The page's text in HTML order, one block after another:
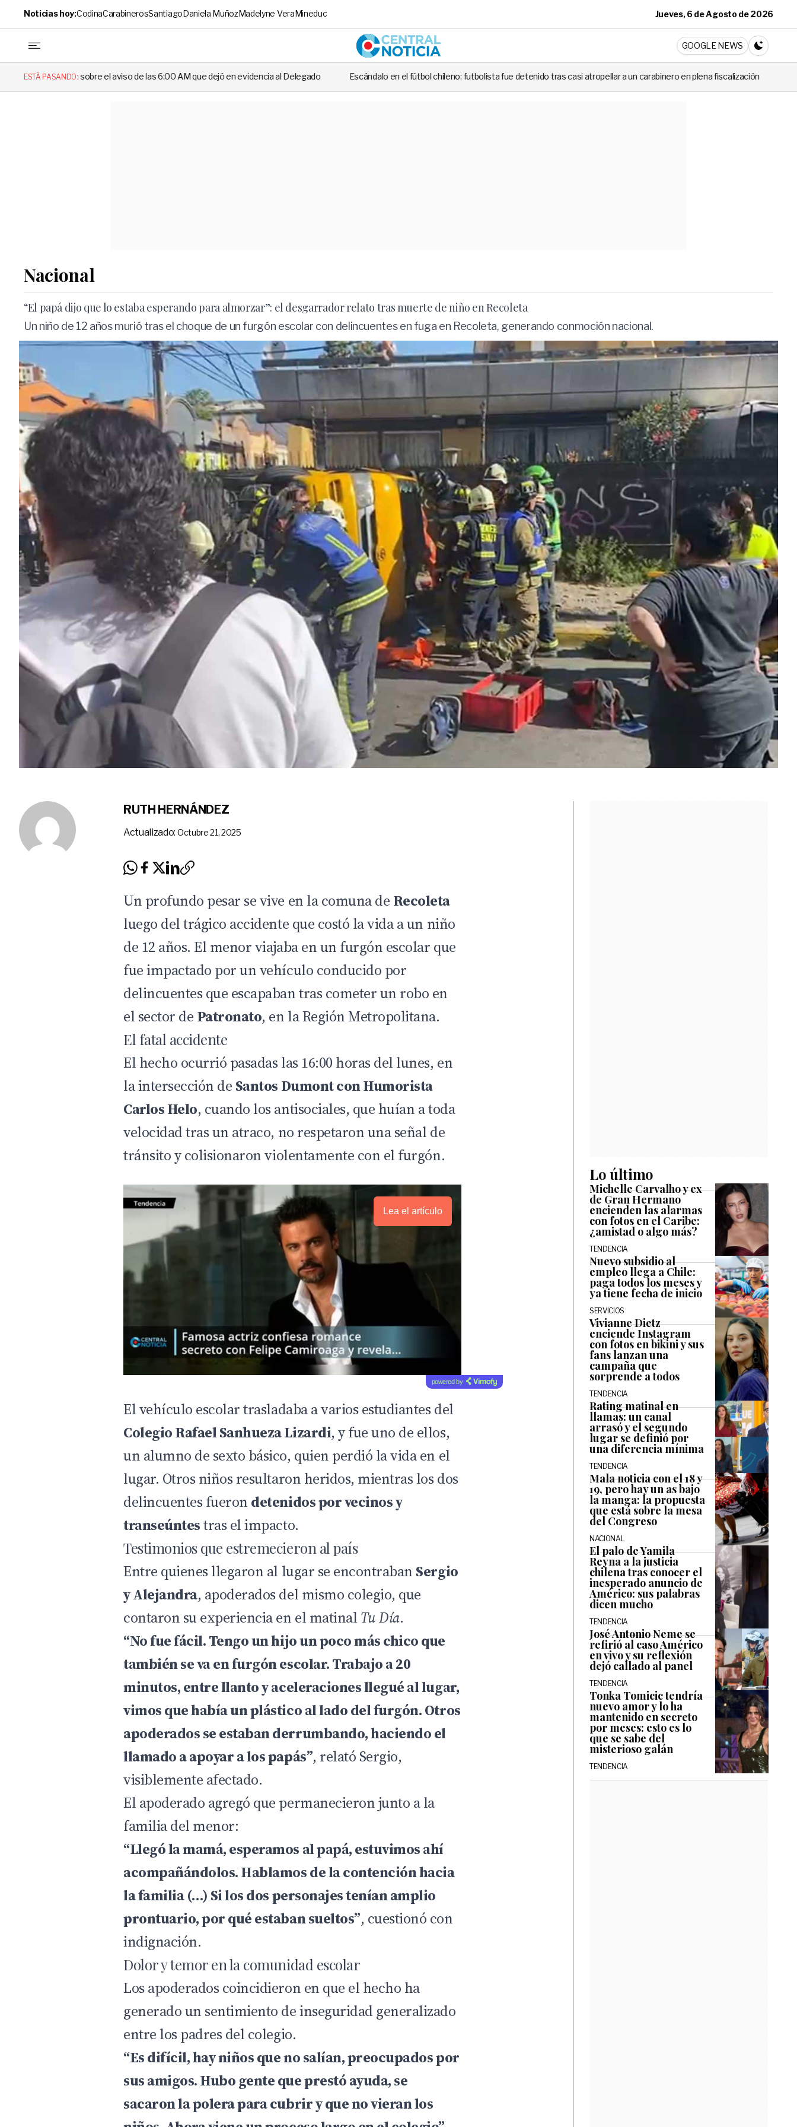
Noticias hoy:CodinaCarabinerosSantiagoDaniela MuñozMadelyne VeraMineduc Jueves, 6 de Agosto de 2026
Central Noticia
GOOGLE NEWS
CAMBIA A
ESTÁ PASANDO:
aviso de las 6:00 AM que dejó en evidencia al Delegado Escándalo en el fútbol chileno: futbolista fue detenido tras casi atropellar a un carabinero en plena fiscalización Cortes de luz de hasta 8
Nacional
“El papá dijo que lo estaba esperando para almorzar”: el desgarrador relato tras muerte de niño en Recoleta
Un niño de 12 años murió tras el choque de un furgón escolar con delincuentes en fuga en Recoleta, generando conmoción nacional.
RUTH HERNÁNDEZ
Actualizado: Octubre 21, 2025
Un profundo pesar se vive en la comuna de Recoleta
luego del trágico accidente que costó la vida a un niño
de 12 años. El menor viajaba en un furgón escolar que
fue impactado por un vehículo conducido por
delincuentes que escapaban tras cometer un robo en
el sector de Patronato, en la Región Metropolitana.
El fatal accidente
El hecho ocurrió pasadas las 16:00 horas del lunes, en
la intersección de Santos Dumont con Humorista
Carlos Helo, cuando los antisociales, que huían a toda
velocidad tras un atraco, no respetaron una señal de
tránsito y colisionaron violentamente con el furgón.
Lea el artículo
powered by
El vehículo escolar trasladaba a varios estudiantes del
Colegio Rafael Sanhueza Lizardi, y fue uno de ellos,
un alumno de sexto básico, quien perdió la vida en el
lugar. Otros niños resultaron heridos, mientras los dos
delincuentes fueron detenidos por vecinos y
transeúntestras el impacto.
Testimonios que estremecieron al país
Entre quienes llegaron al lugar se encontraban Sergio
y Alejandra, apoderados del mismo colegio, que
contaron su experiencia en el matinal Tu Día.
“No fue fácil. Tengo un hijo un poco más chico que
también se va en furgón escolar. Trabajo a 20
minutos, entre llanto y aceleraciones llegué al lugar,
vimos que había un plástico al lado del furgón. Otros
apoderados se estaban derrumbando, haciendo el
llamado a apoyar a los papás”, relató Sergio,
visiblemente afectado.
El apoderado agregó que permanecieron junto a la
familia del menor:
“Llegó la mamá, esperamos al papá, estuvimos ahí
acompañándolos. Hablamos de la contención hacia
la familia (…) Si los dos personajes tenían amplio
prontuario, por qué estaban sueltos”, cuestionó con
indignación.
Dolor y temor en la comunidad escolar
Los apoderados coincidieron en que el hecho ha
generado un sentimiento de inseguridad generalizado
entre los padres del colegio.
“Es difícil, hay niños que no salían, preocupados por
sus amigos. Hubo gente que prestó ayuda, se
sacaron la polera para cubrir y que no vieran los
Lo último
Michelle Carvalho y ex
de Gran Hermano
encienden las alarmas
con fotos en el Caribe:
¿amistad o algo más?
TENDENCIA
Nuevo subsidio al
empleo llega a Chile:
paga todos los meses y
ya tiene fecha de inicio
SERVICIOS
Vivianne Dietz
enciende Instagram
con fotos en bikini y sus
fans lanzan una
campaña que
sorprende a todos
TENDENCIA
Rating matinal en
llamas: un canal
arrasó y el segundo
lugar se definió por
una diferencia mínima
TENDENCIA
Mala noticia con el 18 y
19, pero hay un as bajo
la manga: la propuesta
que está sobre la mesa
del Congreso
NACIONAL
El palo de Yamila
Reyna a la justicia
chilena tras conocer el
inesperado anuncio de
Américo: sus palabras
dicen mucho
TENDENCIA
José Antonio Neme se
refirió al caso Américo
en vivo y su reflexión
dejó callado al panel
TENDENCIA
Tonka Tomicic tendría
nuevo amor y lo ha
mantenido en secreto
por meses: esto es lo
que se sabe del
misterioso galán
TENDENCIA